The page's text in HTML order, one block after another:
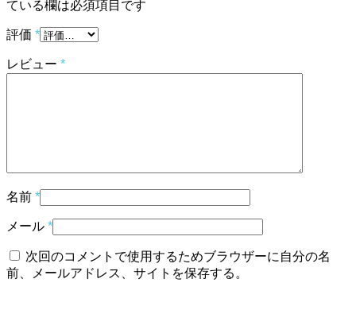
ている欄は必須項目です
評価 *
レビュー *
名前 *
メール *
次回のコメントで使用するためブラウザーに自分の名
前、メールアドレス、サイトを保存する。